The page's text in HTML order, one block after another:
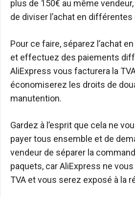
plus de 150€ au même
de diviser l’achat en
Pour ce faire, séparez l’achat
et effectuez des paiements
AliExpress vous facturera la
économiserez les droits de
manutention.
Gardez à l’esprit que cela ne
payer tous ensemble et de
vendeur de séparer la
paquets, car AliExpress ne
TVA et vous serez exposé à la